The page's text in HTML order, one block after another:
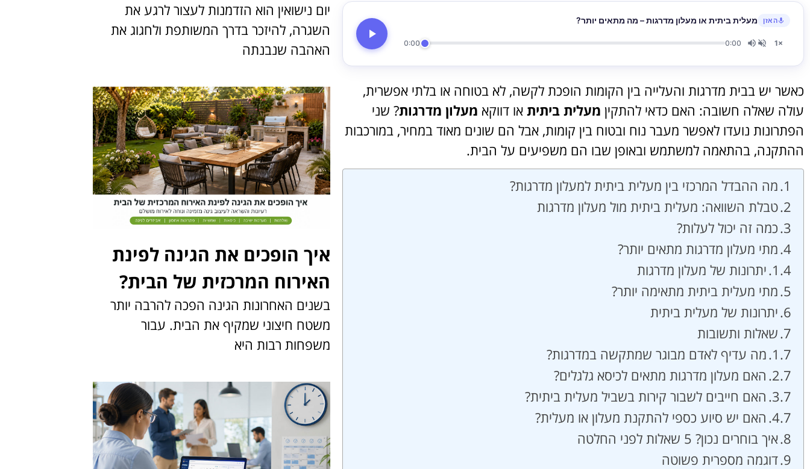
האזן מעלית ביתית או מעלון מדרגות – מה מתאים יותר?
0:00 0:00 1×
כאשר יש בבית מדרגות והעלייה בין הקומות הופכת לקשה, לא בטוחה או בלתי אפשרית,
עולה שאלה חשובה: האם כדאי להתקין מעלית ביתית או דווקא מעלון מדרגות? שני
הפתרונות נועדו לאפשר מעבר נוח ובטוח בין קומות, אבל הם שונים מאוד במחיר, במורכבות
ההתקנה, בהתאמה למשתמש ובאופן שבו הם משפיעים על הבית.
מה ההבדל המרכזי בין מעלית ביתית למעלון מדרגות?
טבלת השוואה: מעלית ביתית מול מעלון מדרגות
כמה זה יכול לעלות?
מתי מעלון מדרגות מתאים יותר?
יתרונות של מעלון מדרגות
מתי מעלית ביתית מתאימה יותר?
יתרונות של מעלית ביתית
שאלות ותשובות
מה עדיף לאדם מבוגר שמתקשה במדרגות?
האם מעלון מדרגות מתאים לכיסא גלגלים?
האם חייבים לשבור קירות בשביל מעלית ביתית?
האם יש סיוע כספי להתקנת מעלון או מעלית?
איך בוחרים נכון? 5 שאלות לפני החלטה
דוגמה מספרית פשוטה
יום נישואין הוא הזדמנות לעצור לרגע את
השגרה, להיזכר בדרך המשותפת ולחגוג את
האהבה שנבנתה
איך הופכים את הגינה לפינת
האירוח המרכזית של הבית?
בשנים האחרונות הגינה הפכה להרבה יותר
משטח חיצוני שמקיף את הבית. עבור
משפחות רבות היא